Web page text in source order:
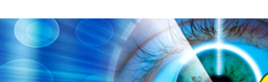
to
contentvinivida.lk